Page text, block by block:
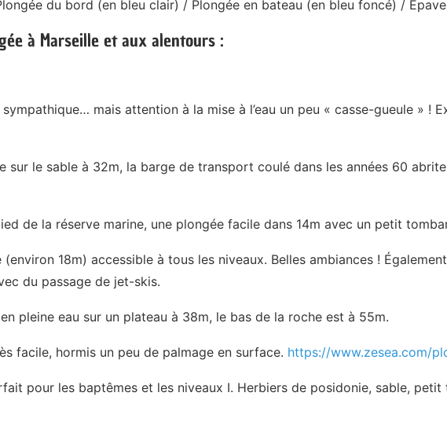
du bord (en bleu clair) / Plongée en bateau (en bleu foncé) /
à Marseille et aux alentours :
mais attention à la mise à l’eau un peu « casse-gueule » !
sur le sable à 32m, la barge de transport coulé dans les années 60
de la réserve marine, une plongée facile dans 14m avec un petit
18m) accessible à tous les niveaux. Belles ambiances !
du passage de jet-skis.
pleine eau sur un plateau à 38m, le bas de la roche est à 55m.
facile, hormis un peu de palmage en surface. https://www.zesea.com/
pour les baptêmes et les niveaux I. Herbiers de posidonie, sable,